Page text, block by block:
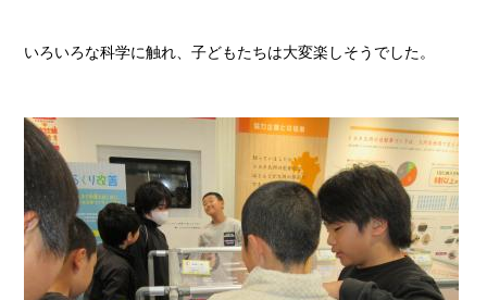
いろいろな科学に触れ、子どもたちは大変楽しそうでした。